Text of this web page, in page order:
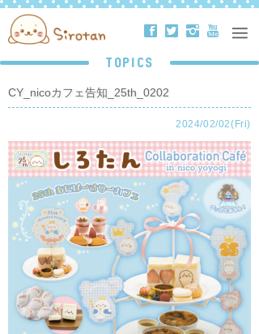
ä å ë ð
TOPICS
CY_nicoカフェ告知_25th_0202
2024/02/02(Fri)